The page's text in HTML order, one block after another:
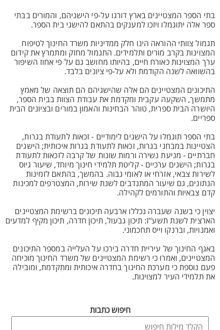
בתי הספר המצטיינים בארץ דורגו על-פי הישגיהם, והמורים בבתי
ספר אלה יתוגמלו ויזכו למענקים בהתאם להישגי בית הספר.
תגמול צוותי ההוראה הינו חלק ממדיניות משרד החינוך לטיפוח
המצוינות בקרב מורים ותלמידים. התגמול מחזק ומתמרץ את קידום
ערך המצוינות כאורח חיים, בהיותו מחושב גם על פי אחוז השיפור
בהשוואה לשנה הקודמת ולא על-פי ציונים בלבד.
התיכונים המצטיינים הם אלה שהישגיהם הם תוצאה של מאמץ
מתמשך, השקעה עקבית ומקדמת את עבודת הצוות בבית הספר,
היושרה הבית ספרית, טוהר הבחינות והאמון במורים ובציונים הבית
ספריים.
בתי הספר תוגמלו על הישגים לימודיים - זכאות לתעודת בגרות,
הצטיינות במבחני בגרות, זכאות לתעודת בגרות איכותית; הישגים
חברתיים - מניעת נשירה ורמות שונות של קרבה לזכאות לתעודת
בגרות; הישגים ערכיים - קליטת תלמידי חינוך מיוחד, שיעור גיוס
לשירות צבאי, אזרחי או לאומי גבוה. בהמשך, בהתאם לזמינות
הנתונים, גם שיעור המתנדבים לשנת שירות, המצטרפים למכינות
קדם צבאיות והתורמים לקהילה.
יצוין כי בשנה שעברה נכללו ארבעה תיכונים ברשימת המצטיינים
הארצית לשנת תשע"ז: תיכון גבעול, תיכון חדרה, תיכון מקיף למדעים
ואמנויות, וברנקו וייס תחכמוני.
באגף החינוך של עיריית חדרה בירכו על העלייה במספר התיכונים
המצטיינים, ואמרו כי רשימת המצטיינים של משרד החינוך מוכיחה
פעם נוספת כי מערכת החינוך בחדרה איכותית ומתקדמת, ומובילה
את תלמידי העיר למצוינות.
חיפוש כתבות